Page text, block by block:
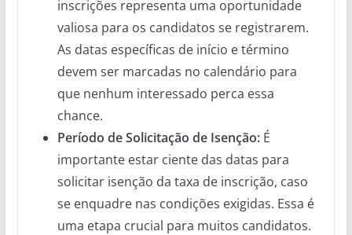
inscrições representa uma oportunidade
valiosa para os candidatos se registrarem.
As datas específicas de início e término
devem ser marcadas no calendário para
que nenhum interessado perca essa
chance.
Período de Solicitação de Isenção:É
importante estar ciente das datas para
solicitar isenção da taxa de inscrição, caso
se enquadre nas condições exigidas. Essa é
uma etapa crucial para muitos candidatos.